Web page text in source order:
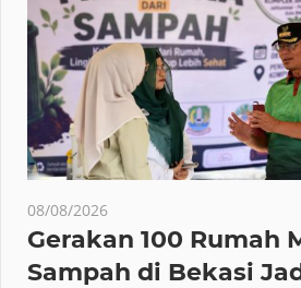
08/08/2026
Gerakan 100 Rumah
Sampah di Bekasi